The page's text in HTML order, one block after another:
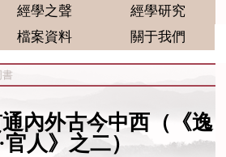
經學之聲
經學研究
檔案資料 關于我們
書
內外古今中西（《逸
官人》之二）